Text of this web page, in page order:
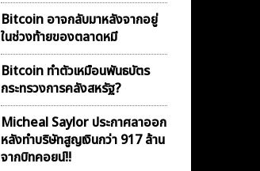
Bitcoin อาจกลับมาหลังจากอยู่
ในช่วงท้ายของตลาดหมี
Bitcoin ทำตัวเหมือนพันธบัตร
กระทรวงการคลังสหรัฐ?
Micheal Saylor ประกาศลาออก
หลังทำบริษัทสูญเงินกว่า 917 ล้าน
จากบิทคอยน์!!